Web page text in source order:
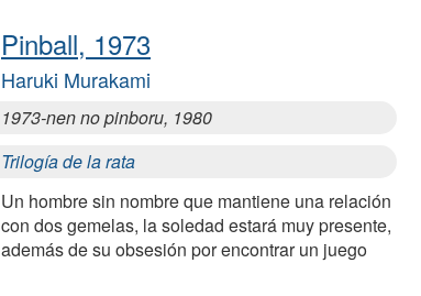
Pinball, 1973
Haruki Murakami
1973-nen no pinboru, 1980
Trilogía de la rata
Un hombre sin nombre que mantiene una relación
con dos gemelas, la soledad estará muy presente,
además de su obsesión por encontrar un juego